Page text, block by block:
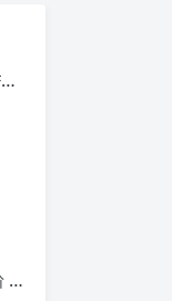
码书：编码与解码的战争 PDF下载
Spring Cloud微服务架构进阶 PDF下载